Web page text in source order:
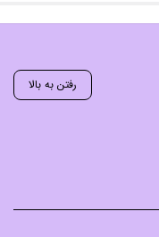
رفتن به بالا